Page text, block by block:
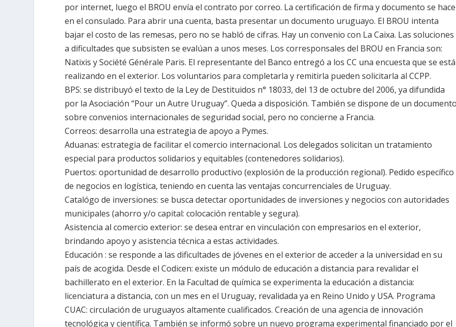
por internet, luego el BROU envía el contrato por correo. La certificación de firma y documento se hace
en el consulado. Para abrir una cuenta, basta presentar un documento uruguayo. El BROU intenta
bajar el costo de las remesas, pero no se habló de cifras. Hay un convenio con La Caixa. Las soluciones
a dificultades que subsisten se evalúan a unos meses. Los corresponsales del BROU en Francia son:
Natixis y Société Générale Paris. El representante del Banco entregó a los CC una encuesta que se está
realizando en el exterior. Los voluntarios para completarla y remitirla pueden solicitarla al CCPP.
BPS: se distribuyó el texto de la Leyde Destituidos n° 18033, del 13 de octubre del 2006, ya difundida
por la Asociación “Pour un Autre Uruguay”. Queda a disposición. También se dispone de un
sobre convenios internacionales de seguridad social, pero no concierne a Francia.
Correos: desarrolla una estrategia de apoyo a Pymes.
Aduanas: estrategia de facilitar el comercio internacional. Los delegados solicitan un tratamiento
especial para productos solidarios y equitables (contenedores solidarios).
Puertos: oportunidad de desarrollo productivo (explosión de la producción regional). Pedido específico
de negocios en logística, teniendo en cuenta las ventajas concurrenciales de Uruguay.
Catalógo de inversiones: se busca detectar oportunidades de inversiones y negocios con autoridades
municipales (ahorro y/o capital: colocación rentable y segura).
Asistencia al comercio exterior: se desea entrar en vinculación con empresarios en el exterior,
brindando apoyo y asistencia técnica a estas actividades.
Educación : se responde a las dificultades de jóvenes en el exterior de acceder a la universidad en su
país de acogida. Desde el Codicen: existe un módulo de educación a distancia para revalidar el
bachillerato en el exterior. En la Facultad de química se experimenta la educación a distancia:
licenciatura a distancia, con un mes en el Uruguay, revalidada ya en Reino Unido y USA. Programa
CUAC: circulación de uruguayos altamente cualificados. Creación de una agencia de innovación
tecnológica y científica. También se informó sobre un nuevo programa experimental financiado por el